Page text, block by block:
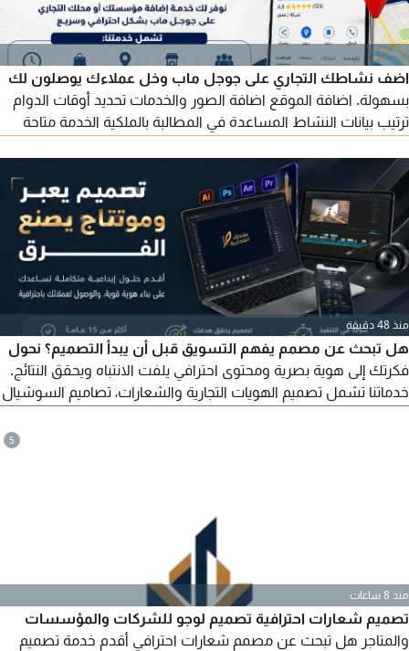
اضف نشاطك التجاري على جوجل ماب وخل عملاءك يوصلون لك
بسهولة. اضافة الموقع اضافة الصور والخدمات تحديد أوقات الدوام
ترتيب بيانات النشاط المساعدة في المطالبة بالملكية الخدمة متاحة
منذ 48 دقيقة
هل تبحث عن مصمم يفهم التسويق قبل أن يبدأ التصميم؟ نحول
فكرتك إلى هوية بصرية ومحتوى احترافي يلفت الانتباه ويحقق النتائج.
خدماتنا تشمل تصميم الهويات التجارية والشعارات، تصاميم السوشيال
5
منذ 8 ساعات
تصميم شعارات احترافية تصميم لوجو للشركات والمؤسسات
والمتاجر هل تبحث عن مصمم شعارات احترافي أقدم خدمة تصميم